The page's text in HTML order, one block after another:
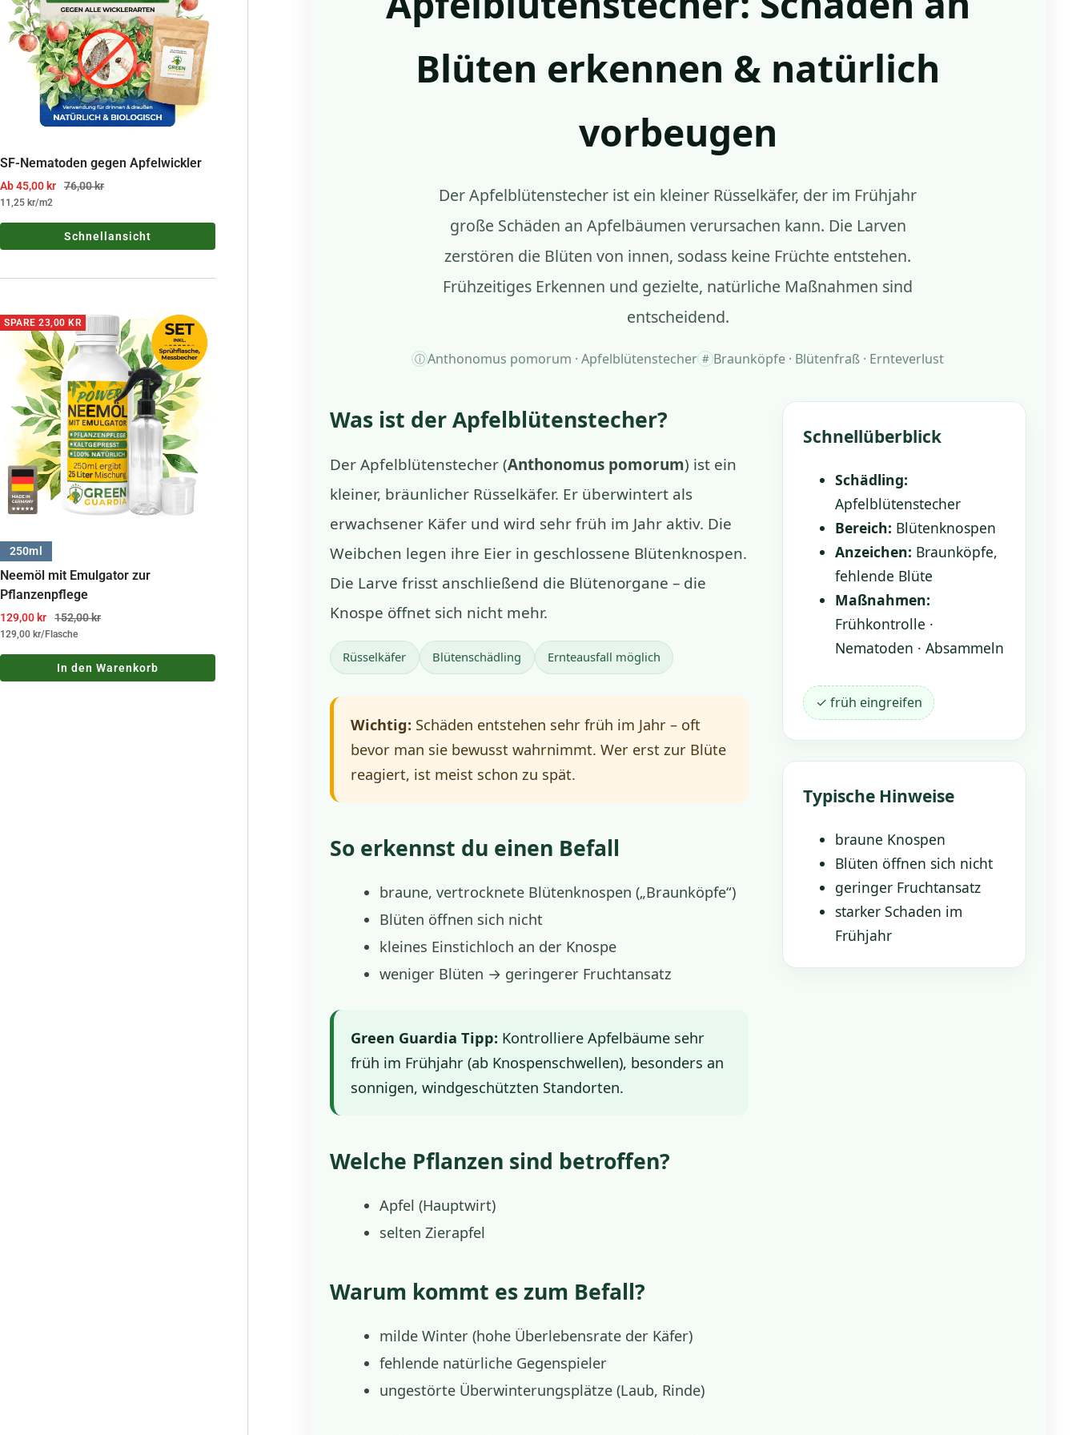
SF-Nematoden gegen Apfelwickler
Angebotspreis
Ab 45,00 kr Regulärer Preis
76,00 kr
11,25 kr/m2
Schnellansicht
SPARE 23,00 KR
250ml
Neemöl mit Emulgator zur
Pflanzenpflege
Angebotspreis
129,00 kr Regulärer Preis
152,00 kr
129,00 kr/Flasche
In den Warenkorb
Blüten erkennen & natürlich
vorbeugen
Der Apfelblütenstecher ist ein kleiner Rüsselkäfer, der im Frühjahr
große Schäden an Apfelbäumen verursachen kann. Die Larven
zerstören die Blüten von innen, sodass keine Früchte entstehen.
Frühzeitiges Erkennen und gezielte, natürliche Maßnahmen sind
entscheidend.
ⓘAnthonomus pomorum · Apfelblütenstecher # Braunköpfe · Blütenfraß · Ernteverlust
Was ist der Apfelblütenstecher?
Der Apfelblütenstecher (Anthonomus pomorum) ist ein
kleiner, bräunlicher Rüsselkäfer. Er überwintert als
erwachsener Käfer und wird sehr früh im Jahr aktiv. Die
Weibchen legen ihre Eier in geschlossene Blütenknospen.
Die Larve frisst anschließend die Blütenorgane – die
Knospe öffnet sich nicht mehr.
Rüsselkäfer Blütenschädling Ernteausfall möglich
Wichtig: Schäden entstehen sehr früh im Jahr – oft
bevor man sie bewusst wahrnimmt. Wer erst zur Blüte
reagiert, ist meist schon zu spät.
So erkennst du einen Befall
braune, vertrocknete Blütenknospen („Braunköpfe“)
Blüten öffnen sich nicht
kleines Einstichloch an der Knospe
weniger Blüten → geringerer Fruchtansatz
Green Guardia Tipp: Kontrolliere Apfelbäume sehr
früh im Frühjahr (ab Knospenschwellen), besonders an
sonnigen, windgeschützten Standorten.
Welche Pflanzen sind betroffen?
Apfel (Hauptwirt)
selten Zierapfel
Warum kommt es zum Befall?
milde Winter (hohe Überlebensrate der Käfer)
fehlende natürliche Gegenspieler
ungestörte Überwinterungsplätze (Laub, Rinde)
Schnellüberblick
Schädling:
Apfelblütenstecher
Bereich: Blütenknospen
Anzeichen: Braunköpfe,
fehlende Blüte
Maßnahmen:
Frühkontrolle ·
Nematoden · Absammeln
✓ früh eingreifen
Typische Hinweise
braune Knospen
Blüten öffnen sich nicht
geringer Fruchtansatz
starker Schaden im
Frühjahr